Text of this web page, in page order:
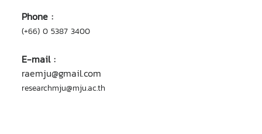
Phone :
(+66) 0 5387 3400
E-mail :
raemju@gmail.com
researchmju@mju.ac.th